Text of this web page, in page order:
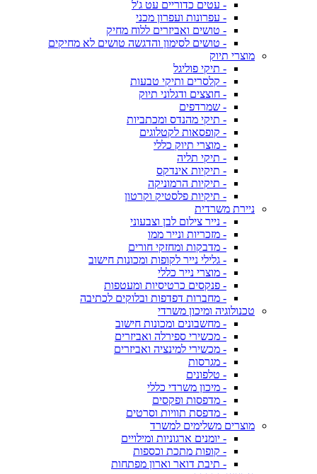
- עטים כדוריים עט ג'ל
- עפרונות ועפרון מכני
- טושים ואביזרים ללוח מחיק
- טושים לסימון והדגשה טושים לא מחיקים
מוצרי תיוק
- תיקי פוליגל
- קלסרים ותיקי טבעות
- חוצצים ודגלוני תיוק
- שמרדפים
- תיקי מהנדס ומכתביות
- קופסאות לקטלוגים
- מוצרי תיוק כללי
- תיקי תליה
- תיקיות אינדקס
- תיקיות הרמוניקה
- תיקיות פלסטיק וקרטון
ניירת משרדית
- נייר צילום לבן וצבעוני
- מזכריות ונייר ממו
- מדבקות ומחזקי חורים
- גלילי נייר לקופות ומכונות חישוב
- מוצרי נייר כללי
- פנקסים כרטיסיות ומעטפות
- מחברות דפדפות ובלוקים לכתיבה
טכנולוגיה ומיכון משרדי
- מחשבונים ומכונות חישוב
- מכשירי ספירלה ואביזרים
- מכשירי למינציה ואביזרים
- מגרסות
- טלפונים
- מיכון משרדי כללי
- מדפסות ופקסים
- מדפסת תוויות וסרטים
מוצרים משלימים למשרד
- יומנים ארגוניות ומילויים
- קופות מתכת וכספות
- תיבת דואר וארון מפתחות